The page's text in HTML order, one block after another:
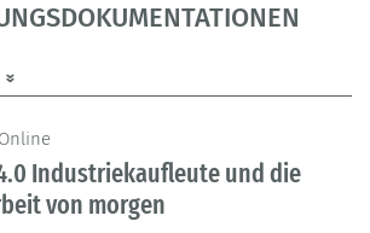
Industriekaufleute und die
von morgen